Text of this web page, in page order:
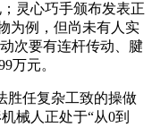
灵心巧手颁布发表正
为例，但尚未有人实
次要有连杆传动、腱
万元。
任复杂工致的操做
械人正处于“从0到